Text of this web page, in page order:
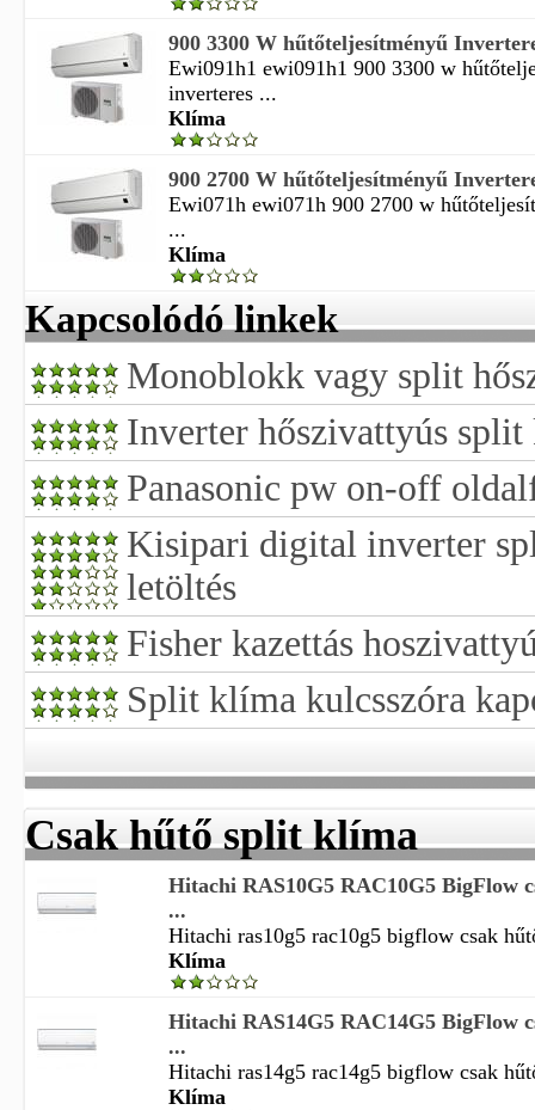
900 3300 W hűtőteljesítményű
Ewi091h1 ewi091h1 900 3300 w
inverteres ...
Klíma
900 2700 W hűtőteljesítményű
Ewi071h ewi071h 900 2700 w
...
Klíma
Kapcsolódó linkek
Monoblokk vagy split
Inverter hőszivattyús
Panasonic pw on-off
Kisipari digital inverter
letöltés
Fisher kazettás
Split klíma kulcsszóra
Csak hűtő split klíma
Hitachi RAS10G5 RAC10G5 BigFlow
...
Hitachi ras10g5 rac10g5 bigflow csak
Klíma
Hitachi RAS14G5 RAC14G5 BigFlow
...
Hitachi ras14g5 rac14g5 bigflow csak
Klíma